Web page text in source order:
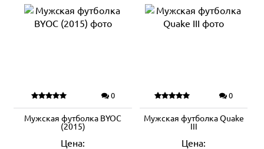
0
Мужская футболка BYOC
(2015)
Цена:
0
Мужская футболка Quake
III
Цена: